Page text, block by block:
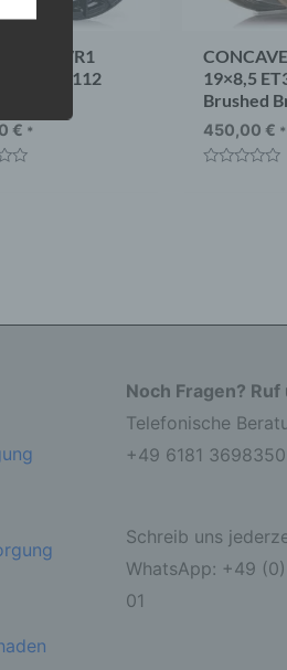
CVR1
ET40 5×112
€ *
19×8,5
Brushed
450,00 € *
Noch Fragen? Ruf
Telefonische
+49 6181 3698350
Schreib uns
WhatsApp: +49
01